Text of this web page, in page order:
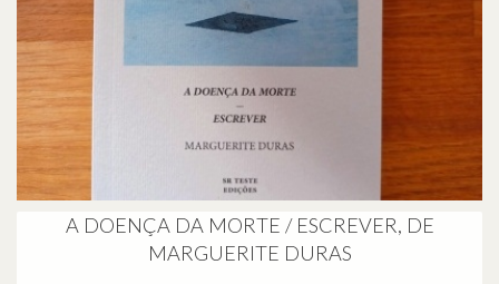
A DOENÇA DA MORTE / ESCREVER, DE
MARGUERITE DURAS